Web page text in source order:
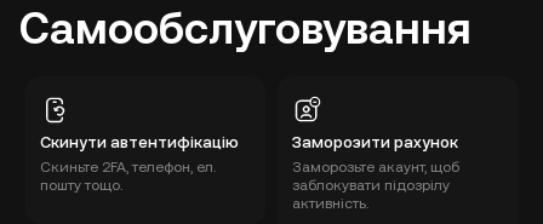
Самообслуговування
Скинути автентифікацію
Скиньте 2FA, телефон, ел.
пошту тощо.
Заморозити рахунок
Заморозьте акаунт, щоб
заблокувати підозрілу
активність.